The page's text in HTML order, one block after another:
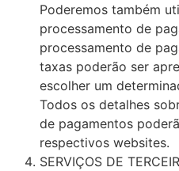
Poderemos também
processamento de
processamento de
taxas poderão ser
escolher um
Todos os detalhes
de pagamentos
respectivos websites.
SERVIÇOS DE